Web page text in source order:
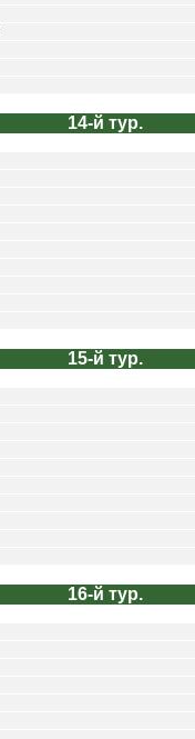
14-й тур.
15-й тур.
16-й тур.